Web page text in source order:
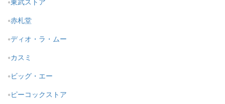
赤札堂
ディオ・ラ・ムー
カスミ
ビッグ・エー
ピーコックストア